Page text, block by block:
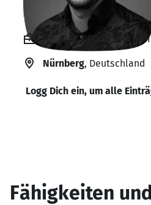
Dipl.-Ing.
Inhaber, CEO, WE ARE 4
Nürnberg, Deutschland
Logg Dich ein, um alle
Fähigkeiten